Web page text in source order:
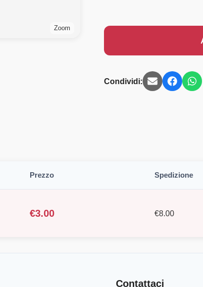
Zoom
Condividi:
Prezzo Spedizione
€3.00 €8.00
Contattaci